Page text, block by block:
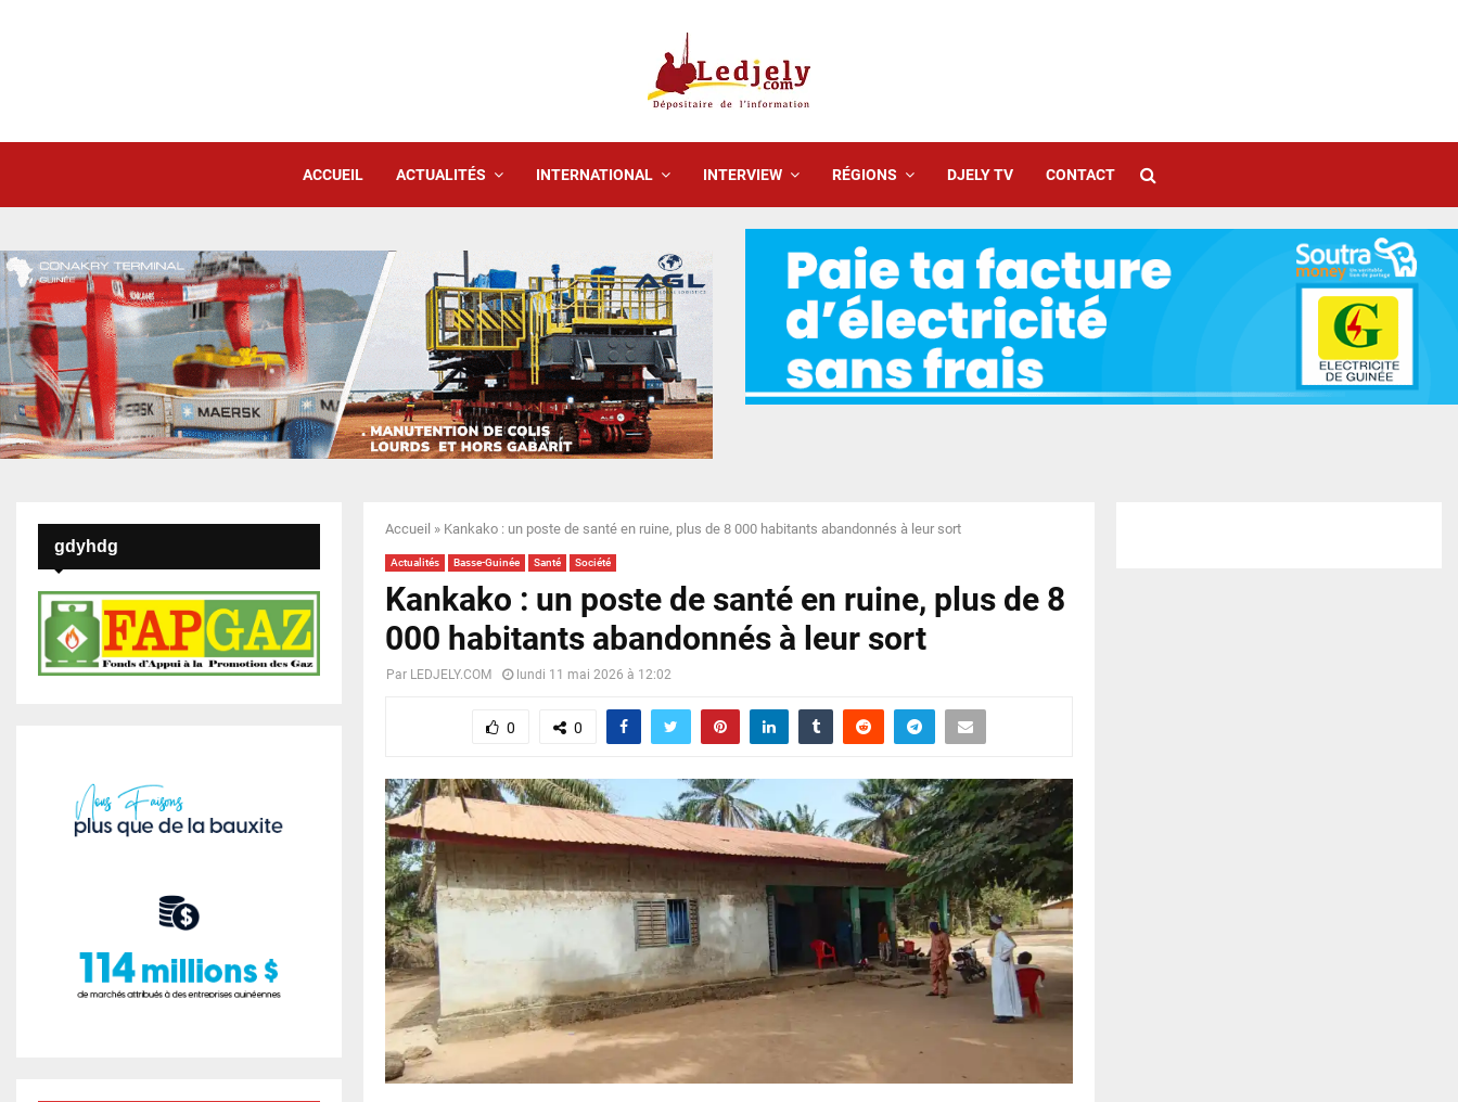
ACCUEIL ACTUALITÉS INTERNATIONAL INTERVIEW RÉGIONS DJELY TV CONTACT
Accueil » Kankako : un poste de santé en ruine, plus de 8 000 habitants abandonnés à leur sort
Actualités Basse-Guinée Santé Société
Kankako : un poste de santé en ruine, plus de 8
000 habitants abandonnés à leur sort
Par LEDJELY.COM lundi 11 mai 2026 à 12:02
0 0
gdyhdg